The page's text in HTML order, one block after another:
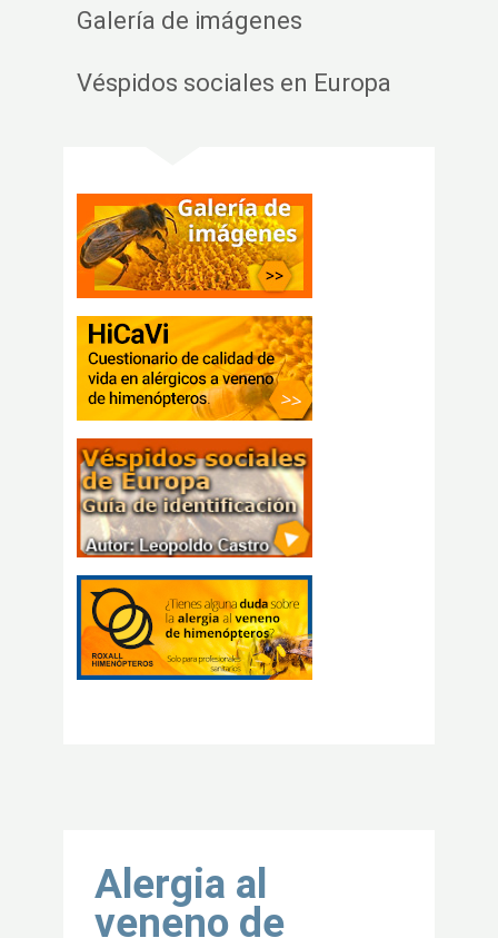
Galería de imágenes
Véspidos sociales en Europa
Alergia al
veneno de